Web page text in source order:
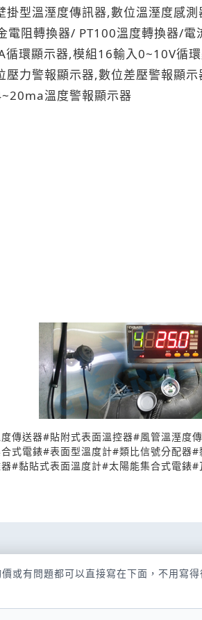
型溫溼度傳訊器,數位溫溼度感
電阻轉換器/ PT100溫度轉換器/
環顯示器,模組16輸入0~10V循
力警報顯示器,數位差壓警報顯
溫度警報顯示器
傳送器#貼附式表面溫控器#風管溫溼度
式電錶#表面型溫度計#類比信號分配器#
#黏貼式表面溫度計#太陽能集合式電錶#
或有問題都可以直接寫在下面，不用寫